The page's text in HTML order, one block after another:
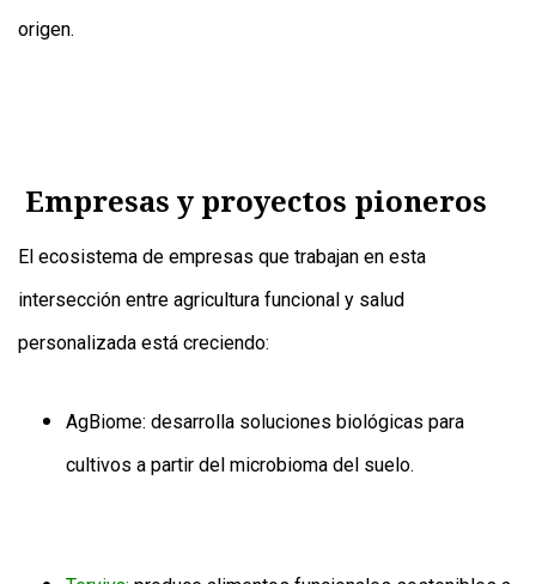
origen.
Empresas y proyectos pioneros
El ecosistema de empresas que trabajan en esta
intersección entre agricultura funcional y salud
personalizada está creciendo:
AgBiome: desarrolla soluciones biológicas para
cultivos a partir del microbioma del suelo.